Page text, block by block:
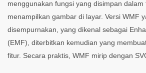
menggunakan fungsi yang disimpan dalam
menampilkan gambar di layar. Versi WMF
disempurnakan, yang dikenal sebagai
(EMF), diterbitkan kemudian yang
fitur. Secara praktis, WMF mirip dengan